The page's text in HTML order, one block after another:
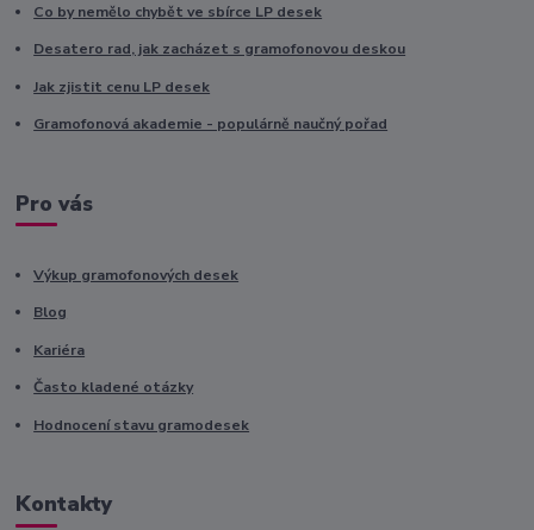
Co by nemělo chybět ve sbírce LP desek
Desatero rad, jak zacházet s gramofonovou deskou
Jak zjistit cenu LP desek
Gramofonová akademie - populárně naučný pořad
Pro vás
Výkup gramofonových desek
Blog
Kariéra
Často kladené otázky
Hodnocení stavu gramodesek
Kontakty